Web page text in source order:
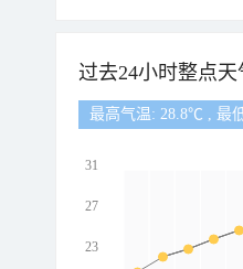
过去24小时整点
最高气温: 28.8℃ , 最
31
27
23